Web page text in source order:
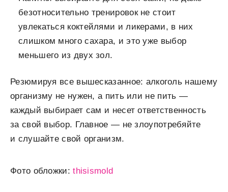
безотносительно тренировок не стоит
увлекаться коктейлями и ликерами, в них
слишком много сахара, и это уже выбор
меньшего из двух зол.
Резюмируя все вышесказанное: алкоголь нашему
организму не нужен, а пить или не пить —
каждый выбирает сам и несет ответственность
за свой выбор. Главное — не злоупотребяйте
и слушайте свой организм.
Фото обложки:thisismold